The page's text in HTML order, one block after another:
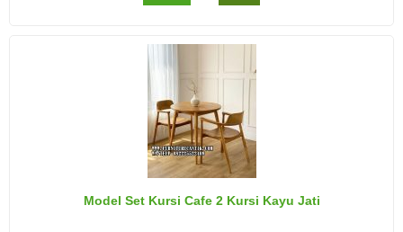
Model Set Kursi Cafe 2 Kursi Kayu Jati